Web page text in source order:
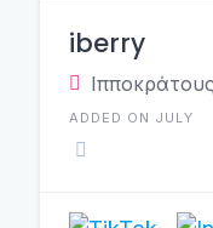
iberry
ADDED ON JULY